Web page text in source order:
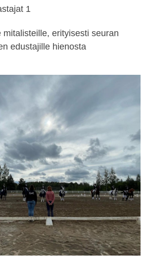
1
mitalisteille, erityisesti seuran
edustajille hienosta